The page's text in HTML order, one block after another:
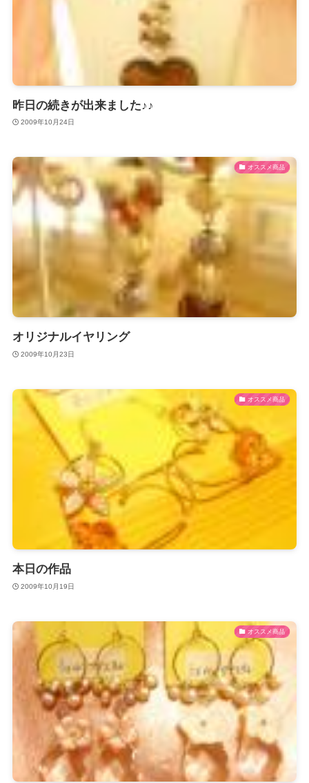
昨日の続きが出来ました♪♪
2009年10月24日
オススメ商品
オリジナルイヤリング
2009年10月23日
オススメ商品
本日の作品
2009年10月19日
オススメ商品